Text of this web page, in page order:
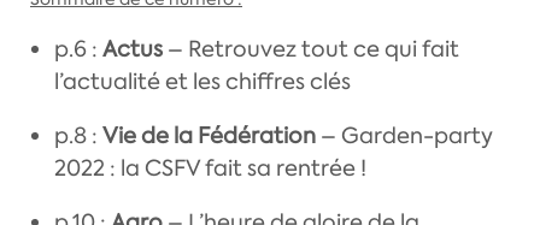
p.6 : Actus – Retrouvez tout ce qui fait
l’actualité et les chiffres clés
p.8 : Vie de la Fédération – Garden-party
2022 : la CSFV fait sa rentrée !